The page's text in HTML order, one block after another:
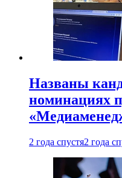
Названы
номинациях
2 года спустя2 года